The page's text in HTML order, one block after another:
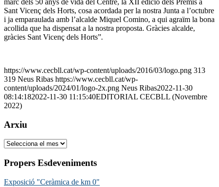
Sant Vicenç dels Horts, cosa acordada per la nostra Junta a l’octubre
i ja emparaulada amb l’alcalde Miquel Comino, a qui agraïm la bona
acollida que ha dispensat a la nostra proposta. Gràcies alcalde,
gràcies Sant Vicenç dels Horts”.
https://www.cecbll.cat/wp-content/uploads/2016/03/logo.png 313
319 Neus Ribas https://www.cecbll.cat/wp-
content/uploads/2024/01/logo-2x.png Neus Ribas2022-11-30
08:14:182022-11-30 11:15:40EDITORIAL CECBLL (Novembre
2022)
Arxiu
Arxiu
Propers Esdeveniments
Exposició "Ceràmica de km 0"